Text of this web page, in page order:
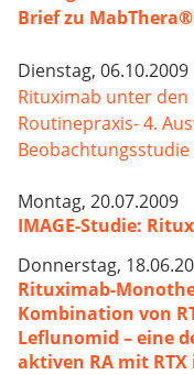
Brief zu
Dienstag, 06.10.2009
Rituximab unter
Routinepraxis- 4.
Montag, 20.07.2009
IMAGE-Studie:
Donnerstag,
Rituximab-
Kombination von
Leflunomid – eine
aktiven RA mit